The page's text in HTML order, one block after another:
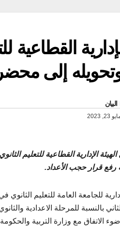
وتحويله إلى
البيان
23, 2023
الإدارية القطاعية للتعليم
رفع قرار حجب الأعداد.
للجامعة العامة للتعليم
بالنسبة للمرحلة الاعدادية